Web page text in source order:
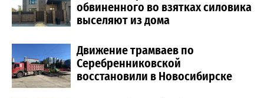
обвиненного во взятках силовика
выселяют из дома
Движение трамваев по
Серебренниковской
восстановили в Новосибирске